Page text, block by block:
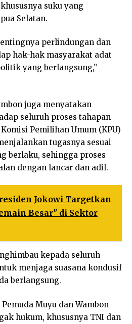
suku yang
Selatan.
perlindungan dan
hak-hak masyarakat adat
yang berlangsung,”
juga menyatakan
seluruh proses tahapan
Pemilihan Umum (KPU)
tugasnya sesuai
berlaku, sehingga proses
dengan lancar dan adil.
Jokowi Targetkan
Besar" di Sektor
kepada seluruh
menjaga suasana kondusif
berlangsung.
Muyu dan Wambon
hukum, khususnya TNI dan